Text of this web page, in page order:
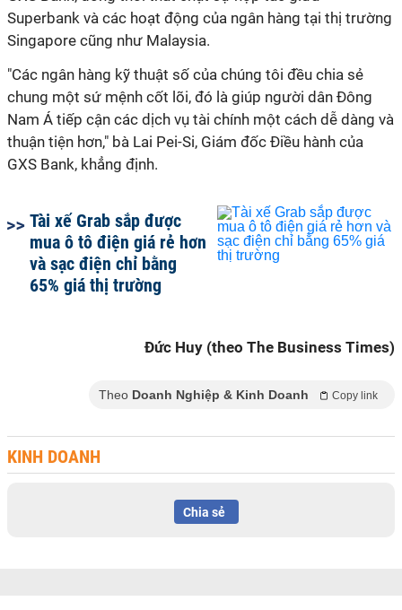
Superbank và các hoạt động của ngân hàng tại thị trường
Singapore cũng như Malaysia.
"Các ngân hàng kỹ thuật số của chúng tôi đều chia sẻ
chung một sứ mệnh cốt lõi, đó là giúp người dân Đông
Nam Á tiếp cận các dịch vụ tài chính một cách dễ dàng và
thuận tiện hơn," bà Lai Pei-Si, Giám đốc Điều hành của
GXS Bank, khẳng định.
Tài xế Grab sắp được
mua ô tô điện giá rẻ hơn
và sạc điện chỉ bằng
65% giá thị trường
Đức Huy (theo The Business Times)
Theo Doanh Nghiệp & Kinh Doanh Copy link
KINH DOANH
Chia sẻ